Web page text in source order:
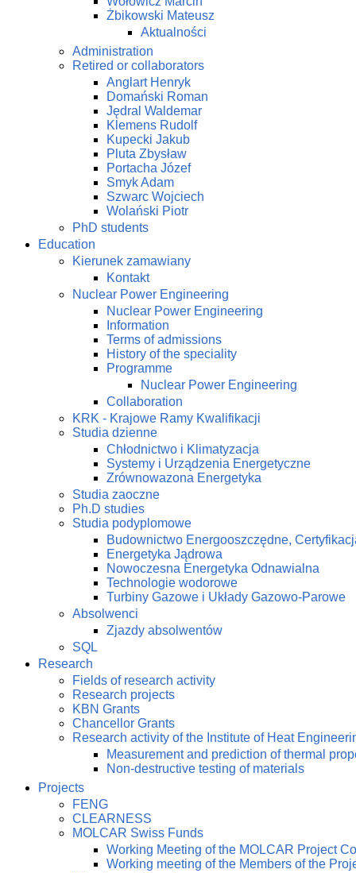
Żbikowski Mateusz
Aktualności
Administration
Retired or collaborators
Anglart Henryk
Domański Roman
Jędral Waldemar
Klemens Rudolf
Kupecki Jakub
Pluta Zbysław
Portacha Józef
Smyk Adam
Szwarc Wojciech
Wolański Piotr
PhD students
Education
Kierunek zamawiany
Kontakt
Nuclear Power Engineering
Nuclear Power Engineering
Information
Terms of admissions
History of the speciality
Programme
Nuclear Power Engineering
Collaboration
KRK - Krajowe Ramy Kwalifikacji
Studia dzienne
Chłodnictwo i Klimatyzacja
Systemy i Urządzenia Energetyczne
Zrównowazona Energetyka
Studia zaoczne
Ph.D studies
Studia podyplomowe
Budownictwo Energooszczędne,
Energetyka Jądrowa
Nowoczesna Energetyka Odnawialna
Technologie wodorowe
Turbiny Gazowe i Układy Gazowo-Parowe
Absolwenci
Zjazdy absolwentów
SQL
Research
Fields of research activity
Research projects
KBN Grants
Chancellor Grants
Research activity of the Institute of Heat
Measurement and prediction of thermal
Non-destructive testing of materials
Projects
FENG
CLEARNESS
MOLCAR Swiss Funds
Working Meeting of the MOLCAR Project
Working meeting of the Members of the